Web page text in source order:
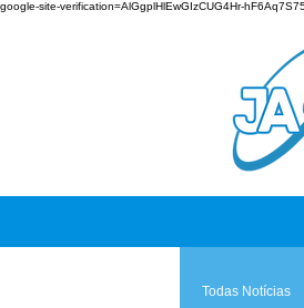
google-site-verification=AlGgplHlEwGIzCUG4Hr-
Todas Notícias